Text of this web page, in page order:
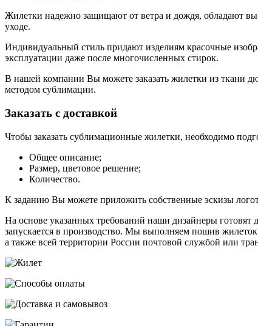
Жилетки надежно защищают от ветра и дождя, обладают
уходе.
Индивидуальный стиль придают изделиям красочные
эксплуатации даже после многочисленных стирок.
В нашей компании Вы можете заказать жилетки из ткани
методом сублимации.
Заказать с доставкой
Чтобы заказать сублимационные жилетки, необходимо
Общее описание;
Размер, цветовое решение;
Количество.
К заданию Вы можете приложить собственные эскизы
На основе указанных требований наши дизайнеры готовят
запускается в производство. Мы выполняем пошив
а также всей территории России почтовой службой или